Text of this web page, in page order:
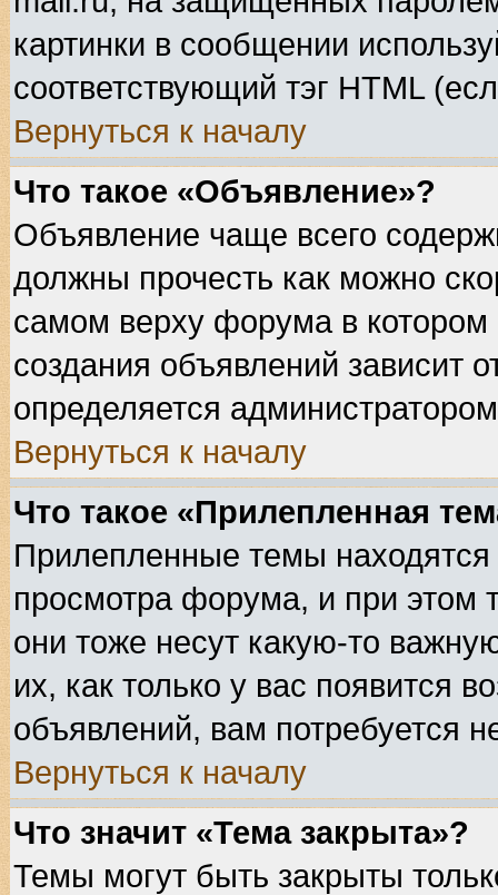
картинки в сообщении
соответствующий тэг HTML
Вернуться к началу
Что такое «Объявление»?
Объявление чаще всего
должны прочесть как можно
самом верху форума в
создания объявлений зависит
определяется
Вернуться к началу
Что такое «Прилепленная
Прилепленные темы
просмотра форума, и при этом
они тоже несут какую-то
их, как только у вас появится
объявлений, вам потребуется
Вернуться к началу
Что значит «Тема закрыта»?
Темы могут быть закрыты